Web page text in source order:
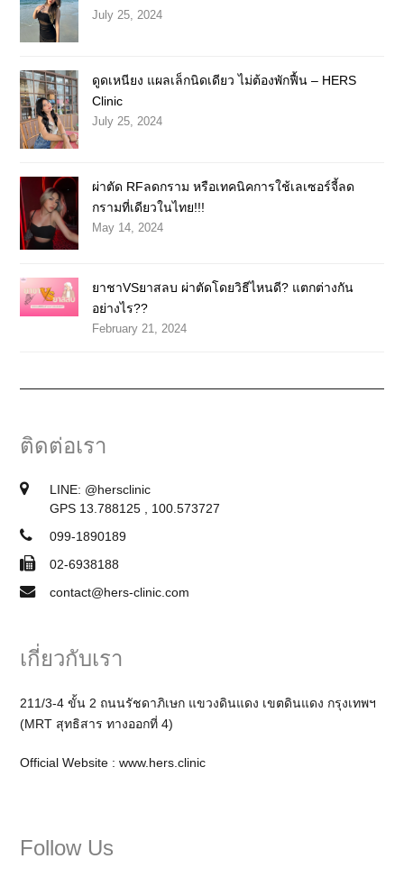
July 25, 2024
ดูดเหนียง แผลเล็กนิดเดียว ไม่ต้องพักฟื้น – HERS
Clinic
July 25, 2024
ผ่าตัด RFลดกราม หรือเทคนิคการใช้เลเซอร์จี้ลด
กรามที่เดียวในไทย!!!
May 14, 2024
ยาชาVSยาสลบ ผ่าตัดโดยวิธีไหนดี? แตกต่างกัน
อย่างไร??
February 21, 2024
ติดต่อเรา
LINE: @hersclinic
GPS 13.788125 , 100.573727
099-1890189
02-6938188
contact@hers-clinic.com
เกี่ยวกับเรา
211/3-4 ขั้น 2 ถนนรัชดาภิเษก แขวงดินแดง เขตดินแดง กรุงเทพฯ
(MRT สุทธิสาร ทางออกที่ 4)
Official Website :www.hers.clinic
Follow Us